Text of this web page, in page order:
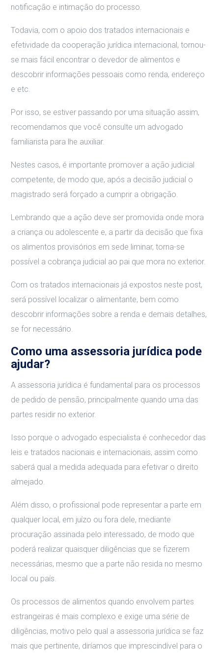
notificação e intimação do processo.
Todavia, com o apoio dos tratados internacionais e
efetividade da cooperação jurídica internacional, tornou-
se mais fácil encontrar o devedor de alimentos e
descobrir informações pessoais como renda, endereço
e etc.
Por isso, se estiver passando por uma situação assim,
recomendamos que você consulte um advogado
familiarista para lhe auxiliar.
Nestes casos, é importante promover a ação judicial
competente, de modo que, após a decisão judicial o
magistrado será forçado a cumprir a obrigação.
Lembrando que a ação deve ser promovida onde mora
a criança ou adolescente e, a partir da decisão que fixa
os alimentos provisórios em sede liminar, torna-se
possível a cobrança judicial ao pai que mora no exterior.
Com os tratados internacionais já expostos neste post,
será possível localizar o alimentante, bem como
descobrir informações sobre a renda e demais detalhes,
se for necessário.
Como uma assessoria jurídica pode
ajudar?
A assessoria jurídica é fundamental para os processos
de pedido de pensão, principalmente quando uma das
partes residir no exterior.
Isso porque o advogado especialista é conhecedor das
leis e tratados nacionais e internacionais, assim como
saberá qual a medida adequada para efetivar o direito
almejado.
Além disso, o profissional pode representar a parte em
qualquer local, em juízo ou fora dele, mediante
procuração assinada pelo interessado, de modo que
poderá realizar quaisquer diligências que se fizerem
necessárias, mesmo que a parte não resida no mesmo
local ou país.
Os processos de alimentos quando envolvem partes
estrangeiras é mais complexo e exige uma série de
diligências, motivo pelo qual a assessoria jurídica se faz
mais que pertinente, diríamos que imprescindível para o